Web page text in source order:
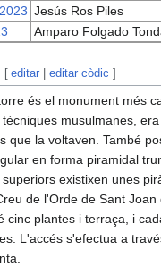
2023 Jesús Ros Piles
Amparo Folgado
[ editar |editar còdic ]
és el monument més
musulmanes,
que la voltaven. També
en forma piramidal
existixen unes
de l'Orde de Sant
cinc plantes i terraça, i
L'accés s'efectua a